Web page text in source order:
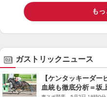
も
ガストリックニュース
【ケンタッキーダ
血統も徹底分析＝坂